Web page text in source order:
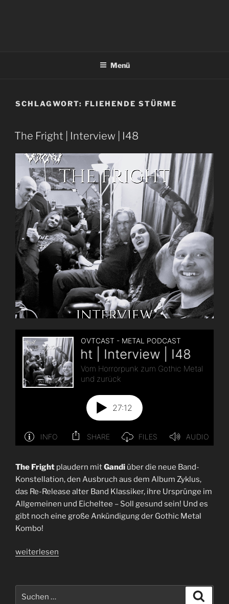
Menü
SCHLAGWORT: FLIEHENDE STÜRME
The Fright | Interview | I48
The Fright plaudern mitGandi über die neue Band-
Konstellation, den Ausbruch aus dem Album Zyklus,
das Re-Release alter Band Klassiker, ihre Ursprünge im
Allgemeinen und Eicheltee – Soll gesund sein! Und es
gibt noch eine große Ankündigung der Gothic Metal
Kombo!
„The
Interview
weiterlesen